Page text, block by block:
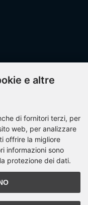
e altre
di fornitori terzi, per
web, per analizzare
offrire la migliore
informazioni sono
protezione dei dati.